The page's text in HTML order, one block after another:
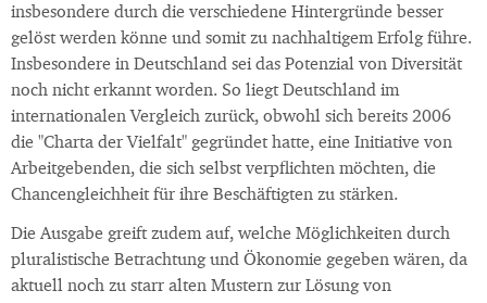
insbesondere durch die verschiedene Hintergründe besser
gelöst werden könne und somit zu nachhaltigem Erfolg führe.
Insbesondere in Deutschland sei das Potenzial von Diversität
noch nicht erkannt worden. So liegt Deutschland im
internationalen Vergleich zurück, obwohl sich bereits 2006
die "Charta der Vielfalt" gegründet hatte, eine Initiative von
Arbeitgebenden, die sich selbst verpflichten möchten, die
Chancengleichheit für ihre Beschäftigten zu stärken.
Die Ausgabe greift zudem auf, welche Möglichkeiten durch
pluralistische Betrachtung und Ökonomie gegeben wären, da
aktuell noch zu starr alten Mustern zur Lösung von